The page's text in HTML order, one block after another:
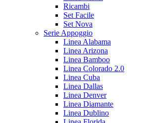
Ricambi
Set Facile
Set Nova
Serie Appoggio
Linea Alabama
Linea Arizona
Linea Bamboo
Linea Colorado 2.0
Linea Cuba
Linea Dallas
Linea Denver
Linea Diamante
Linea Dublino